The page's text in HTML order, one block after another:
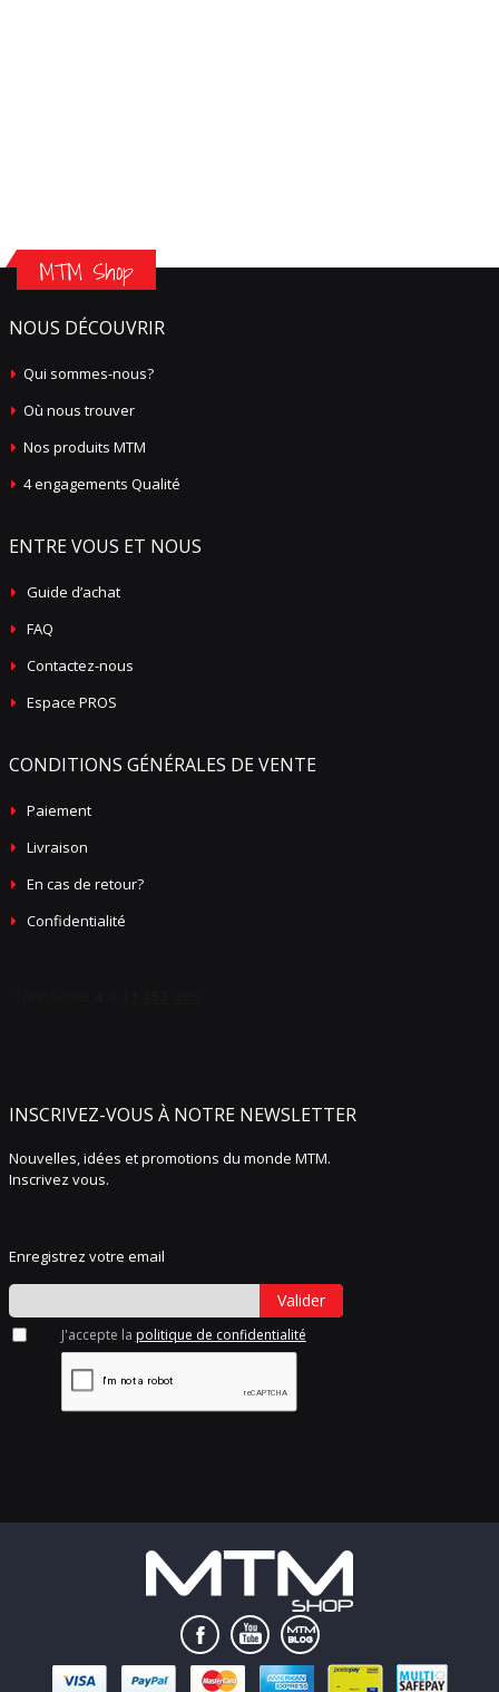
MTM Shop
NOUS DÉCOUVRIR
Qui sommes-nous?
Où nous trouver
Nos produits MTM
4 engagements Qualité
ENTRE VOUS ET NOUS
Guide d’achat
FAQ
Contactez-nous
Espace PROS
CONDITIONS GÉNÉRALES DE VENTE
Paiement
Livraison
En cas de retour?
Confidentialité
INSCRIVEZ-VOUS À NOTRE NEWSLETTER
Nouvelles, idées et promotions du monde MTM.
Inscrivez vous.
Enregistrez votre email
Valider
J'accepte la politique de confidentialité